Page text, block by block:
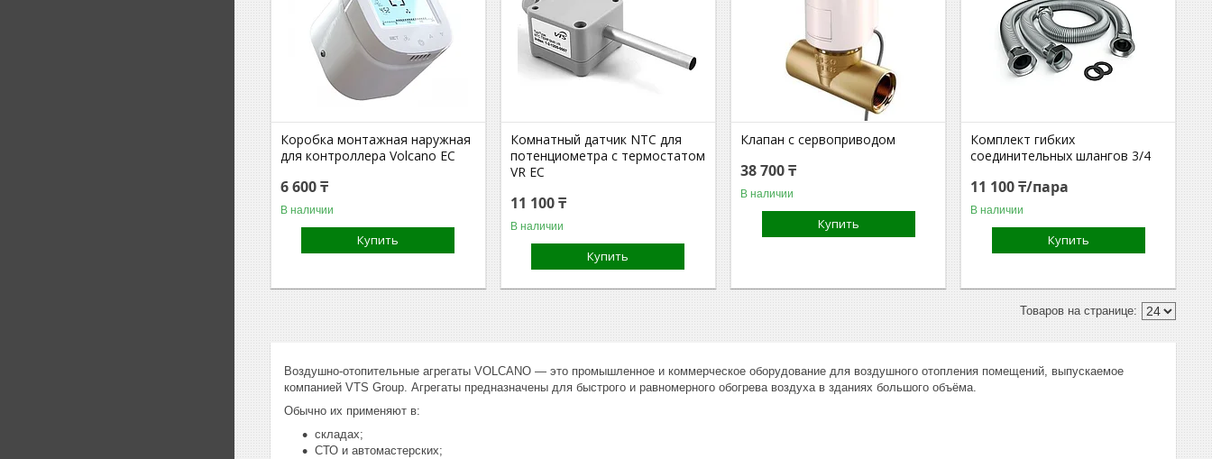
Коробка монтажная наружная
для контроллера Volcano EC
6 600 ₸
В наличии
Купить
Комнатный датчик NTC для
потенциометра с термостатом
VR EC
11 100 ₸
В наличии
Купить
Клапан с сервоприводом
38 700 ₸
В наличии
Купить
Комплект гибких
соединительных шлангов 3/4
11 100 ₸/пара
В наличии
Купить
Воздушно-отопительные агрегаты VOLCANO — это промышленное и коммерческое оборудование для воздушного отопления помещений, выпускаемое
компанией VTS Group. Агрегаты предназначены для быстрого и равномерного обогрева воздуха в зданиях большого объёма.
Обычно их применяют в:
складах;
СТО и автомастерских;